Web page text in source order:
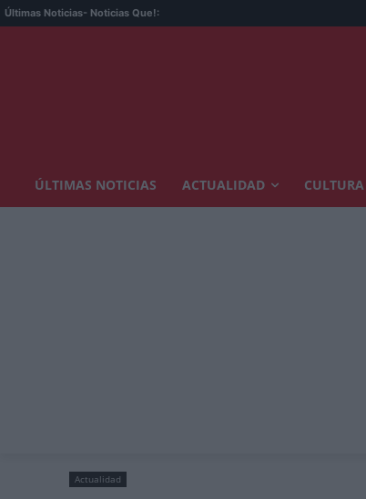
Últimas Noticias- Noticias Que!:
ÚLTIMAS NOTICIAS ACTUALIDAD CULTURA
Actualidad